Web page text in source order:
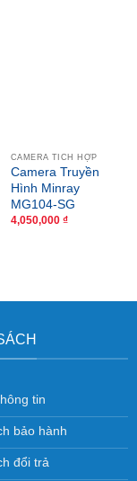
CAMERA TÍCH HỢP
Camera Truyền
Hình Minray
MG104-SG
4,050,000 ₫
tin
bảo hành
đổi trả